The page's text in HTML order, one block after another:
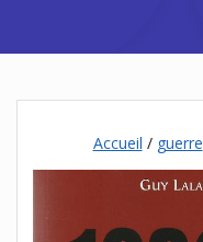
Accueil / guerre